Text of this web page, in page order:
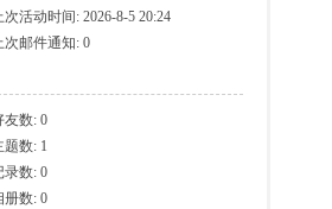
次活动时间: 2026-8-5 20:24
次邮件通知: 0
友数: 0
题数: 1
录数: 0
册数: 0